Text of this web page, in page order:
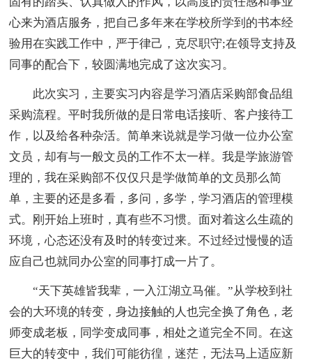
心来为酒店服务，把自己多年来在学校所学到的书本经
验用在实践工作中，严于律己，克尽职守;在领导支持及
同事的配合下，较圆满地完成了这次实习。
此次实习，主要实习内容是学习酒店采购部食品组
采购流程。平时我所做的是日常电话接听、客户接待工
作，以及给各种杂活。简单来说就是学习做一位办公室
文员，却有与一般文员的工作不太一样。我是学旅游管
理的，我在采购部不仅仅只是学做简单的文员那么简
单，主要的还是多看，多问，多学，学习酒店的管理模
式。刚开始上班时，真有些不习惯。面对着这么生疏的
环境，心态还没有及时的转变过来。不过经过慢慢的适
应自己也就同办公室的同事打成一片了。
“天下英雄皆我辈，一入江湖立马催。”从学校到社
会的大环境的转变，身边接触的人也完全换了角色，老
师变成老板，同学变成同事，相处之道完全不同。在这
巨大的转变中，我们可能彷徨，迷茫，无法马上适应新